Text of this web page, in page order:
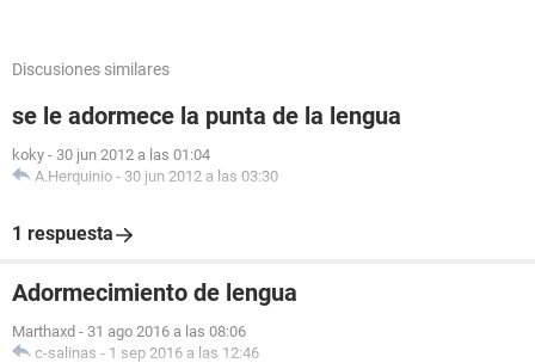
Discusiones similares
se le adormece la punta de la lengua
koky - 30 jun 2012 a las 01:04
A.Herquinio - 30 jun 2012 a las 03:30
1 respuesta
Adormecimiento de lengua
Marthaxd - 31 ago 2016 a las 08:06
c-salinas - 1 sep 2016 a las 12:46